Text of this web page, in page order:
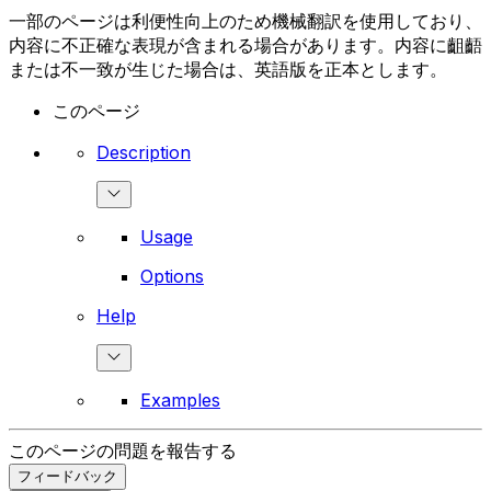
一部のページは利便性向上のため機械翻訳を使用しており、
内容に不正確な表現が含まれる場合があります。内容に齟齬
または不一致が生じた場合は、英語版を正本とします。
このページ
Description
Usage
Options
Help
Examples
このページの問題を報告する
フィードバック